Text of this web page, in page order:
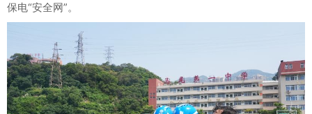
保电“安全网”。